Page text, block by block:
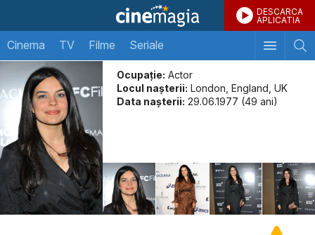
DESCARCA
APLICATIA
Cinema TV Filme Seriale
Ocupație: Actor
Locul naşterii: London, England, UK
Data naşterii: 29.06.1977 (49 ani)